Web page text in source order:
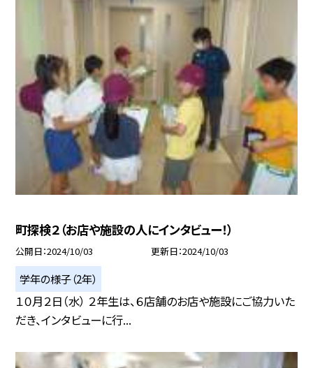
町探検２（お店や施設の人にインタビュー！）
公開日 2024/10/03 更新日 2024/10/03
学年の様子（2年）
１０月２日（水） ２年生は、６店舗のお店や施設にご協力いた
だき、インタビューに行...